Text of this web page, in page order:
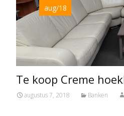
aug/18
Te koop Creme
augustus 7, 2018 Banken